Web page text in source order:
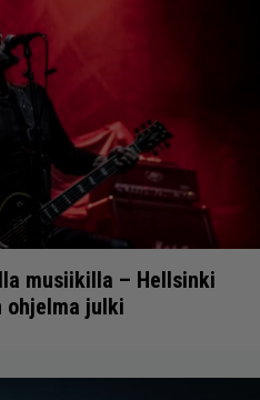
musiikilla – Hellsinki
julki